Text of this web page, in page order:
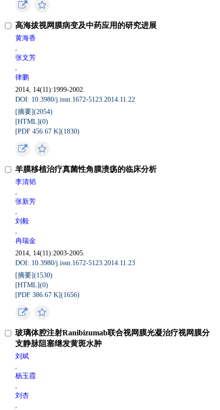
高海拔视网膜病变及中药应用的研究进展
黄海香
,
张文芳
,
律鹏
2014, 14(11):1999-2002.
DOI: 10.3980/j.issn.1672-5123.2014.11.22
[摘要](2054)
[HTML](0)
[PDF 456.67 K](1830)
羊膜移植治疗真菌性角膜溃疡的临床分析
李清韬
,
张新芳
,
刘毅
,
冉瑞金
2014, 14(11):2003-2005.
DOI: 10.3980/j.issn.1672-5123.2014.11.23
[摘要](1530)
[HTML](0)
[PDF 386.67 K](1656)
玻璃体腔注射Ranibizumab联合视网膜光凝治疗视网膜分
支静脉阻塞继发黄斑水肿
刘斌
,
杨玉霞
,
刘杏
,